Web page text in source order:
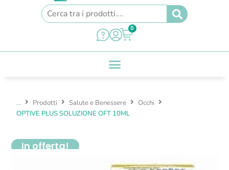
0
... Prodotti Salute e Benessere
Occhi
OPTIVE PLUS SOLUZIONE OFT 10ML
In offerta!